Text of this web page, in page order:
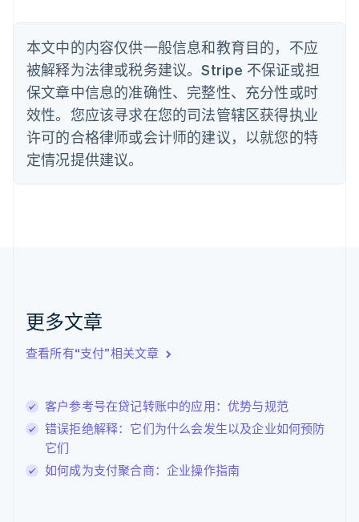
本文中的内容仅供一般信息和教育目的，不应
被解释为法律或税务建议。Stripe 不保证或担
保文章中信息的准确性、完整性、充分性或时
效性。您应该寻求在您的司法管辖区获得执业
许可的合格律师或会计师的建议，以就您的特
定情况提供建议。
更多文章
查看所有“支付”相关文章
客户参考号在贷记转账中的应用：优势与规范
错误拒绝解释：它们为什么会发生以及企业如何预防
它们
如何成为支付聚合商：企业操作指南
English
丹麦
English
德国
DeutschEnglish
法国
FrançaisEnglish
芬兰
EnglishSvenska
English Italiano
拉脱维亚
立陶宛
DeutschEnglish
卢森堡
Français Deutsch English
罗马尼亚
English